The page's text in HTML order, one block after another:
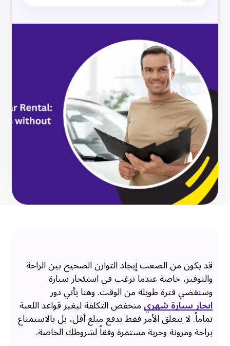
قد يكون من الصعب إيجاد التوازن الصحيح بين الراحة
والتوفير، خاصة عندما ترغب في استئجار سيارة
وستقضي فترة طويلة من الوقت. وهنا يأتي دور
ايجار سيارة شهريمنخفض التكلفة ليغير قواعد اللعبة
تماماً. لا يتعلق الأمر فقط بدفع مبلغ أقل، بل بالاستمتاع
براحة ومرونة وحرية مستمرة وفقاً لشروطك الخاصة.